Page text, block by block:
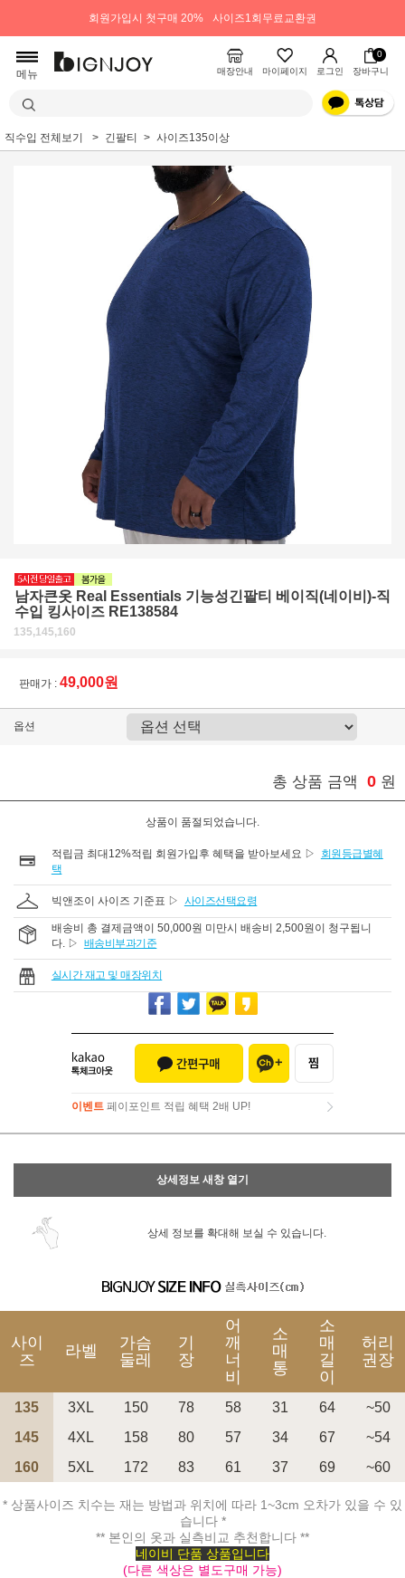
회원가입시 첫구매 20% 사이즈1회무료교환권
메뉴 매장안내 마이페이지 로그인
0
장바구니
직수입 전체보기 긴팔티 사이즈135이상
남자큰옷 Real Essentials 기능성긴팔티 베이직(네이비)-직
수입 킹사이즈 RE138584
135,145,160
판매가 : 49,000원
옵션
총 상품 금액 0 원
상품이 품절되었습니다.
적립금 최대12%적립 회원가입후 혜택을 받아보세요 ▷
회원등급별혜
택
빅앤조이 사이즈 기준표 ▷ 사이즈선택요령
배송비 총 결제금액이 50,000원 미만시 배송비 2,500원이 청구됩니
다. ▷ 배송비부과기준
실시간 재고 및 매장위치
이벤트 페이포인트 적립 혜택 2배 UP!
이벤트페이포인트 적립 혜택 2배 UP!
상세정보 새창 열기
상세 정보를 확대해 보실 수 있습니다.
사이
즈
라벨
가슴
둘레
기
장
어
깨
너
비
소
매
통
소
매
길
이
허리
권장
135 3XL 150 78 58 31 64
~50
145
4XL 158 80 57 34 67
~54
160
5XL 172 83 61 37 69 ~60
* 상품사이즈 치수는 재는 방법과 위치에 따라 1~3cm 오차가 있을 수 있
습니다 *
** 본인의 옷과 실측비교 추천합니다 **
네이비 단품 상품입니다
(다른 색상은 별도구매 가능)